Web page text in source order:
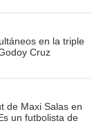
en la triple
Cruz
de Maxi Salas en
un futbolista de